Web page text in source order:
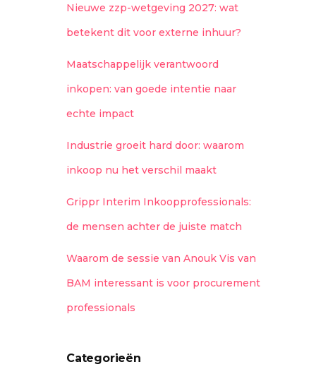
Nieuwe zzp-wetgeving 2027: wat
betekent dit voor externe inhuur?
Maatschappelijk verantwoord
inkopen: van goede intentie naar
echte impact
Industrie groeit hard door: waarom
inkoop nu het verschil maakt
Grippr Interim Inkoopprofessionals:
de mensen achter de juiste match
Waarom de sessie van Anouk Vis van
BAM interessant is voor procurement
professionals
Categorieën